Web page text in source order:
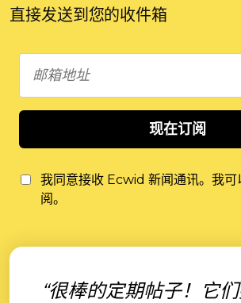
直接发送到您的收件箱
现在订阅
我同意接收 Ecwid 新闻通讯。我可
阅。
“很棒的定期帖子！它